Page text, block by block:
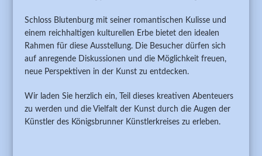
Schloss Blutenburg mit seiner romantischen Kulisse und
einem reichhaltigen kulturellen Erbe bietet den idealen
Rahmen für diese Ausstellung. Die Besucher dürfen sich
auf anregende Diskussionen und die Möglichkeit freuen,
neue Perspektiven in der Kunst zu entdecken.
Wir laden Sie herzlich ein, Teil dieses kreativen Abenteuers
zu werden und die Vielfalt der Kunst durch die Augen der
Künstler des Königsbrunner Künstlerkreises zu erleben.